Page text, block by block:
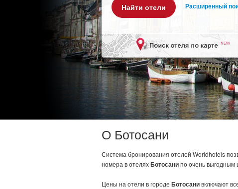
Расширенный
О Ботосани
Система бронирования отелей Worldhotels
номера в отеляхБотосанипо очень выгодным
Цены на отели в городе Ботосанивключают